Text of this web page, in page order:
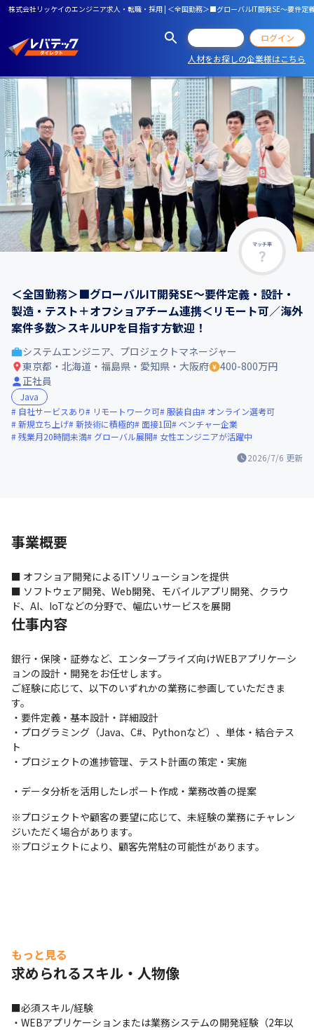
株式会社リッケイのエンジニア求人・転職・採用 | ＜全国勤務＞■グローバルIT開発SE～要件
ログイン
人材をお探しの企業様はこちら
マッチ率
＜全国勤務＞■グローバルIT開発SE～要件定義・設計・
製造・テスト＋オフショアチーム連携＜リモート可／海外
案件多数＞スキルUPを目指す方歓迎！
2026/7/6 更新
システムエンジニア、プロジェクトマネージャー
東京都・北海道・福島県・愛知県・大阪府
400-800万円
正社員
Java
自社サービスあり
リモートワーク可 服装自由
オンライン選考可
新規立ち上げ 新技術に積極的 面接1回
ベンチャー企業
残業月20時間未満
グローバル展開 女性エンジニアが活躍中
事業概要
■ オフショア開発によるITソリューションを提供
■ ソフトウェア開発、Web開発、モバイルアプリ開発、クラウ
ド、AI、IoTなどの分野で、幅広いサービスを展開
仕事内容
銀行・保険・証券など、エンタープライズ向けWEBアプリケーシ
ョンの設計・開発をお任せします。
ご経験に応じて、以下のいずれかの業務に参画していただきま
す。
・要件定義・基本設計・詳細設計
・プログラミング（Java、C#、Pythonなど）、単体・結合テス
ト
・プロジェクトの進捗管理、テスト計画の策定・実施
・データ分析を活用したレポート作成・業務改善の提案
※プロジェクトや顧客の要望に応じて、未経験の業務にチャレン
ジいただく場合があります。
※プロジェクトにより、顧客先常駐の可能性があります。
もっと見る
求められるスキル・人物像
■必須スキル/経験
・WEBアプリケーションまたは業務システムの開発経験（2年以